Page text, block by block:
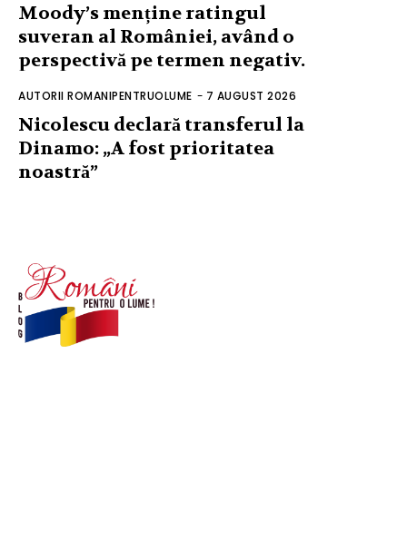
Moody’s menține ratingul
suveran al României, având o
perspectivă pe termen negativ.
AUTORII ROMANIPENTRUOLUME - 7 AUGUST 2026
Nicolescu declară transferul la
Dinamo: „A fost prioritatea
noastră”